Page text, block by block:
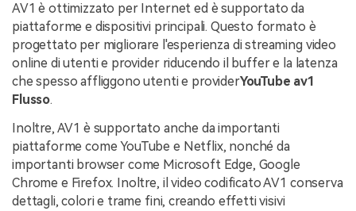
AV1 è ottimizzato per Internet ed è supportato da
piattaforme e dispositivi principali. Questo formato è
progettato per migliorare l'esperienza di streaming video
online di utenti e provider riducendo il buffer e la latenza
che spesso affliggono utenti e providerYouTube av1
Flusso.
Inoltre, AV1 è supportato anche da importanti
piattaforme come YouTube e Netflix, nonché da
importanti browser come Microsoft Edge, Google
Chrome e Firefox. Inoltre, il video codificato AV1 conserva
dettagli, colori e trame fini, creando effetti visivi